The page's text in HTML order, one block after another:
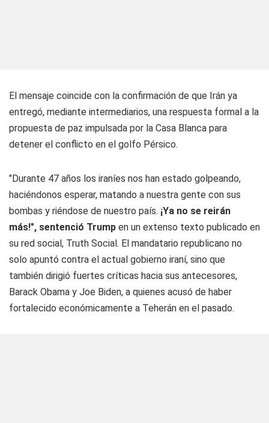
El mensaje coincide con la confirmación de que Irán ya
entregó, mediante intermediarios, una respuesta formal a la
propuesta de paz impulsada por la Casa Blanca para
detener el conflicto en el golfo Pérsico.
"Durante 47 años los iraníes nos han estado golpeando,
haciéndonos esperar, matando a nuestra gente con sus
bombas y riéndose de nuestro país. ¡Ya no se reirán
más!", sentenció Trump en un extenso texto publicado en
su red social, Truth Social. El mandatario republicano no
solo apuntó contra el actual gobierno iraní, sino que
también dirigió fuertes críticas hacia sus antecesores,
Barack Obama y Joe Biden, a quienes acusó de haber
fortalecido económicamente a Teherán en el pasado.